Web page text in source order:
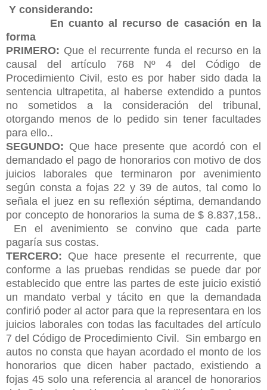
Y considerando:
En cuanto al recurso de casación en la
forma
PRIMERO: Que el recurrente funda el recurso en la
causal del artículo 768 Nº 4 del Código de
Procedimiento Civil, esto es por haber sido dada la
sentencia ultrapetita, al haberse extendido a puntos
no sometidos a la consideración del tribunal,
otorgando menos de lo pedido sin tener facultades
para ello..
SEGUNDO: Que hace presente que acordó con el
demandado el pago de honorarios con motivo de dos
juicios laborales que terminaron por avenimiento
según consta a fojas 22 y 39 de autos, tal como lo
señala el juez en su reflexión séptima, demandando
por concepto de honorarios la suma de $ 8.837,158..
En el avenimiento se convino que cada parte
pagaría sus costas.
TERCERO: Que hace presente el recurrente, que
conforme a las pruebas rendidas se puede dar por
establecido que entre las partes de este juicio existió
un mandato verbal y tácito en que la demandada
confirió poder al actor para que la representara en los
juicios laborales con todas las facultades del artículo
7 del Código de Procedimiento Civil. Sin embargo en
autos no consta que hayan acordado el monto de los
honorarios que dicen haber pactado, existiendo a
fojas 45 solo una referencia al arancel de honorarios